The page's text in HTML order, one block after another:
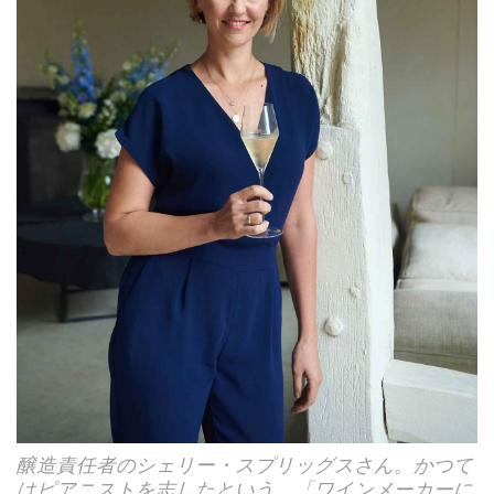
醸造責任者のシェリー・スプリッグスさん。かつて
はピアニストを志したという。「ワインメーカーに